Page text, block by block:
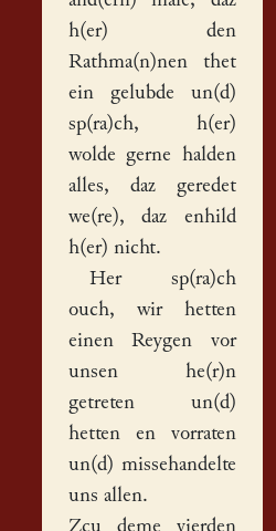
h(er) den
Rathma(n)nen thet
ein gelubde un(d)
sp(ra)ch, h(er)
wolde gerne halden
alles, daz geredet
we(re), daz enhild
h(er) nicht.
Her sp(ra)ch
ouch, wir hetten
einen Reygen vor
unsen he(r)n
getreten un(d)
hetten en vorraten
un(d) missehandelte
uns allen.